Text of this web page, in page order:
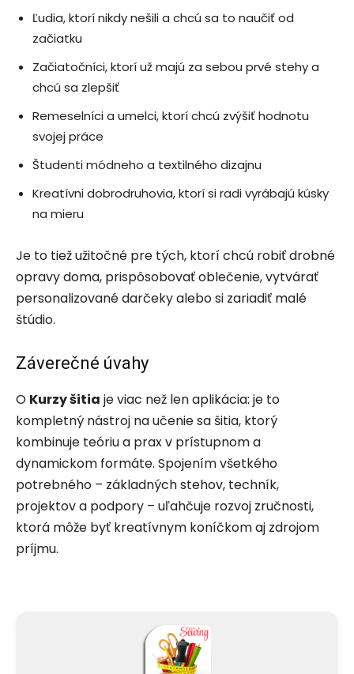
Ľudia, ktorí nikdy nešili a chcú sa to naučiť od
začiatku
Začiatočníci, ktorí už majú za sebou prvé stehy a
chcú sa zlepšiť
Remeselníci a umelci, ktorí chcú zvýšiť hodnotu
svojej práce
Študenti módneho a textilného dizajnu
Kreatívni dobrodruhovia, ktorí si radi vyrábajú kúsky
na mieru
Je to tiež užitočné pre tých, ktorí chcú robiť drobné
opravy doma, prispôsobovať oblečenie, vytvárať
personalizované darčeky alebo si zariadiť malé
štúdio.
Záverečné úvahy
O Kurzy šitia je viac než len aplikácia: je to
kompletný nástroj na učenie sa šitia, ktorý
kombinuje teóriu a prax v prístupnom a
dynamickom formáte. Spojením všetkého
potrebného – základných stehov, techník,
projektov a podpory – uľahčuje rozvoj zručnosti,
ktorá môže byť kreatívnym koníčkom aj zdrojom
príjmu.